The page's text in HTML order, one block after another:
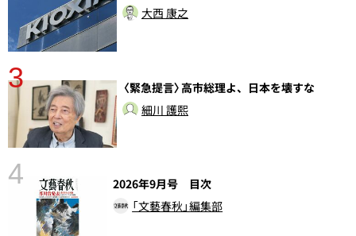
大西 康之
3
〈緊急提言〉高市総理よ、日本を壊すな
細川 護熙
4
2026年9月号 目次
「文藝春秋」編集部